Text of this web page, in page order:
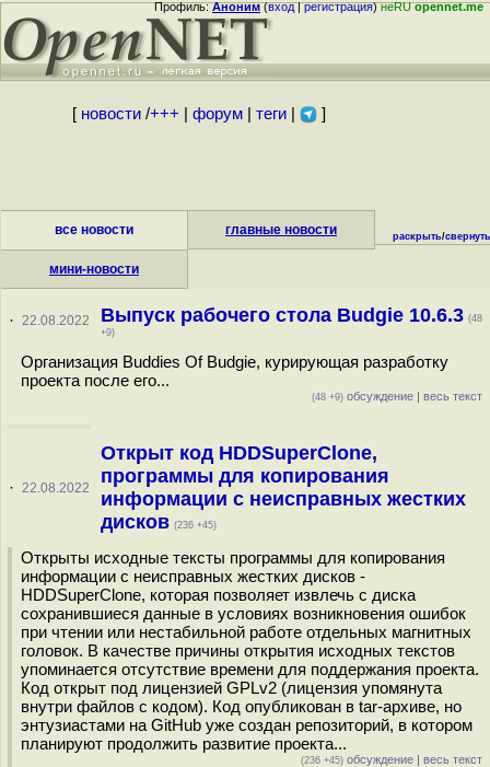
Профиль:Аноним(вход|регистрация)неRUopennet.me
[ новости/+++ форум| теги| ]
все новости главные новости
мини-новости
раскрыть/свернуть
· 22.08.2022 Выпуск рабочего стола Budgie 10.6.3 (48
+9)
Организация Buddies Of Budgie, курирующая разработку
проекта после его...
(48 +9) обсуждение | весь текст
· 22.08.2022
Открыт код HDDSuperClone,
программы для копирования
информации с неисправных жестких
дисков (236 +45)
Открыты исходные тексты программы для копирования
информации с неисправных жестких дисков -
HDDSuperClone, которая позволяет извлечь с диска
сохранившиеся данные в условиях возникновения ошибок
при чтении или нестабильной работе отдельных магнитных
головок. В качестве причины открытия исходных текстов
упоминается отсутствие времени для поддержания проекта.
Код открыт под лицензией GPLv2 (лицензия упомянута
внутри файлов с кодом). Код опубликован в tar-архиве, но
энтузиастами на GitHub уже создан репозиторий, в котором
планируют продолжить развитие проекта...
(236 +45) обсуждение | весь текст